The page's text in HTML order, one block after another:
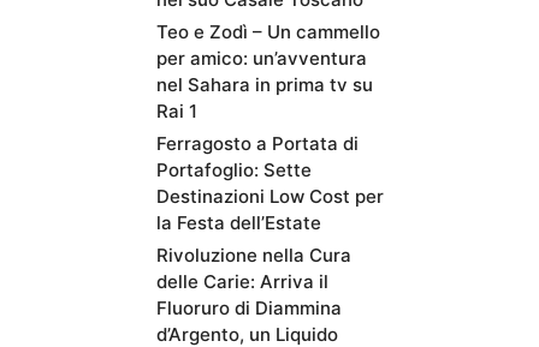
Teo e Zodì – Un cammello
per amico: un’avventura
nel Sahara in prima tv su
Rai 1
Ferragosto a Portata di
Portafoglio: Sette
Destinazioni Low Cost per
la Festa dell’Estate
Rivoluzione nella Cura
delle Carie: Arriva il
Fluoruro di Diammina
d’Argento, un Liquido